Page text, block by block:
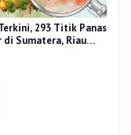
293 Titik Panas
di Sumatera, Riau